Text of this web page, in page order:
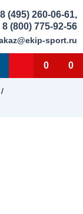
8 (495) 260-06-61,
8 (800) 775-92-56
sport.ru
0 0
/